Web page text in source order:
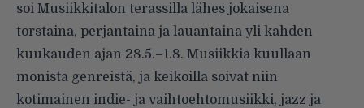
soi Musiikkitalon terassilla lähes jokaisena
torstaina, perjantaina ja lauantaina yli kahden
kuukauden ajan 28.5.–1.8. Musiikkia kuullaan
monista genreistä, ja keikoilla soivat niin
kotimainen indie- ja vaihtoehtomusiikki, jazz ja